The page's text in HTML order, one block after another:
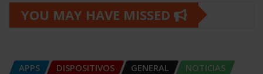
YOU MAY HAVE MISSED
APPS DISPOSITIVOS GENERAL
NOTICIAS